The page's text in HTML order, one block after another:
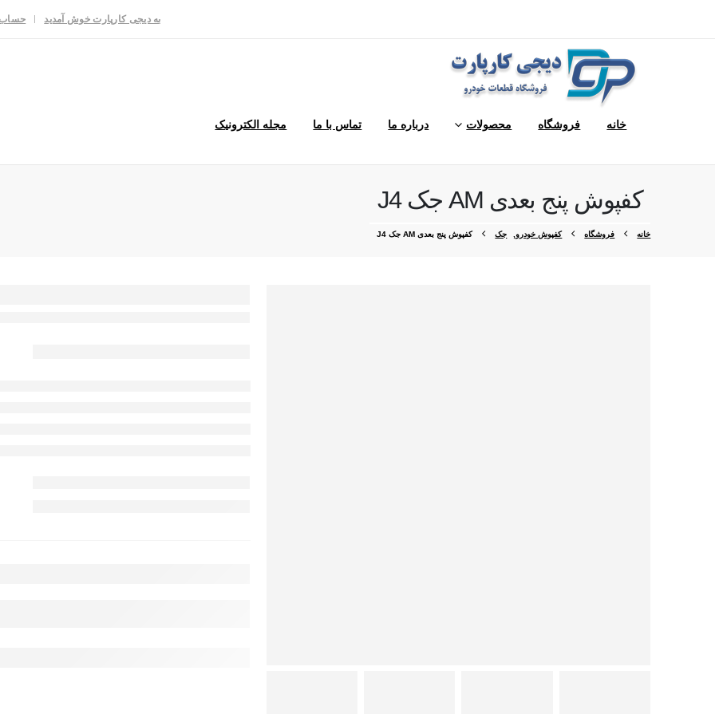
به دیجی کارپارت خوش آمدید حساب
خانه فروشگاه محصولات درباره ما تماس با ما مجله الکترونیک
کفپوش پنج بعدی AM جک J4
خانه فروشگاه کفپوش خودرو, جک کفپوش پنج بعدی AM جک J4